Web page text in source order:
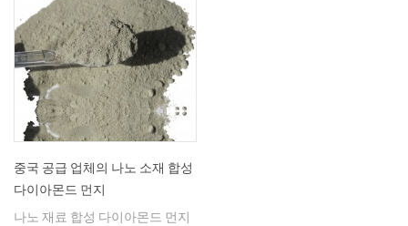
적 특성으로 인해 전통적으로나
새로운 분야에서 잘 적용되고 있
기 때문입니다.
중국 공급 업체의 나노 소재 합성
다이아몬드 먼지
나노 재료 합성 다이아몬드 먼지